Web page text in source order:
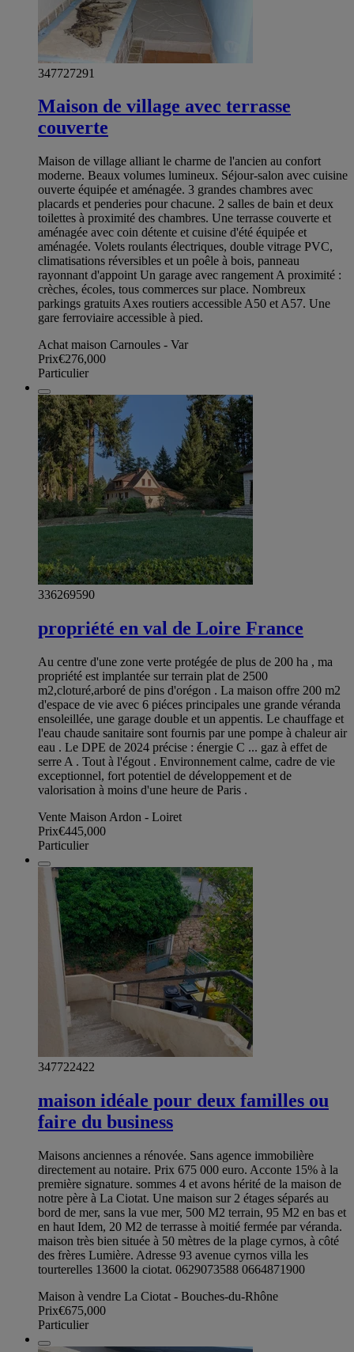
347727291
Maison de village avec terrasse
couverte
Maison de village alliant le charme de l'ancien au confort
moderne. Beaux volumes lumineux. Séjour-salon avec cuisine
ouverte équipée et aménagée. 3 grandes chambres avec
placards et penderies pour chacune. 2 salles de bain et deux
toilettes à proximité des chambres. Une terrasse couverte et
aménagée avec coin détente et cuisine d'été équipée et
aménagée. Volets roulants électriques, double vitrage PVC,
climatisations réversibles et un poêle à bois, panneau
rayonnant d'appoint Un garage avec rangement A proximité :
crèches, écoles, tous commerces sur place. Nombreux
parkings gratuits Axes routiers accessible A50 et A57. Une
gare ferroviaire accessible à pied.
Achat maison Carnoules - Var
Prix€276,000
Particulier
336269590
propriété en val de Loire France
Au centre d'une zone verte protégée de plus de 200 ha , ma
propriété est implantée sur terrain plat de 2500
m2,cloturé,arboré de pins d'orégon . La maison offre 200 m2
d'espace de vie avec 6 piéces principales une grande véranda
ensoleillée, une garage double et un appentis. Le chauffage et
l'eau chaude sanitaire sont fournis par une pompe à chaleur air
eau . Le DPE de 2024 précise : énergie C ... gaz à effet de
serre A . Tout à l'égout . Environnement calme, cadre de vie
exceptionnel, fort potentiel de développement et de
valorisation à moins d'une heure de Paris .
Vente Maison Ardon - Loiret
Prix€445,000
Particulier
347722422
maison idéale pour deux familles ou
faire du business
Maisons anciennes a rénovée. Sans agence immobilière
directement au notaire. Prix 675 000 euro. Acconte 15% à la
première signature. sommes 4 et avons hérité de la maison de
notre père à La Ciotat. Une maison sur 2 étages séparés au
bord de mer, sans la vue mer, 500 M2 terrain, 95 M2 en bas et
en haut Idem, 20 M2 de terrasse à moitié fermée par véranda.
maison très bien située à 50 mètres de la plage cyrnos, à côté
des frères Lumière. Adresse 93 avenue cyrnos villa les
tourterelles 13600 la ciotat. 0629073588 0664871900
Maison à vendre La Ciotat - Bouches-du-Rhône
Prix€675,000
Particulier